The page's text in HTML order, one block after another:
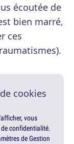
écoutée de
bien marré,
ces
cookies
vous
confidentialité.
de Gestion